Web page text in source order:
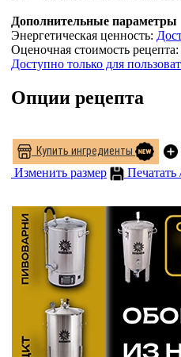
Дополнительные параметры
Энергетическая ценность:
Оценочная стоимость рецепта:
Доступно только для
Опции рецепта
Купить ингредиенты
Изменить размер
Печатать